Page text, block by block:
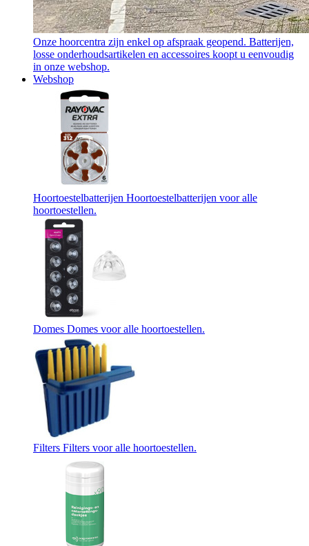
Onze hoorcentra zijn enkel op afspraak geopend. Batterijen,
losse onderhoudsartikelen en accessoires koopt u eenvoudig
in onze webshop.
Webshop
Hoortoestelbatterijen Hoortoestelbatterijen voor alle
hoortoestellen.
Domes Domes voor alle hoortoestellen.
Filters Filters voor alle hoortoestellen.